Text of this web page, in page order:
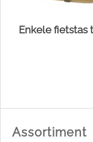
Assortiment